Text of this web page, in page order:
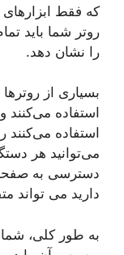
که فقط
روتر شما باید
را نشان دهد.
بسیاری از
استفاده می‌کنند
استفاده
می‌توانید هر
دسترسی به
دارید می تواند